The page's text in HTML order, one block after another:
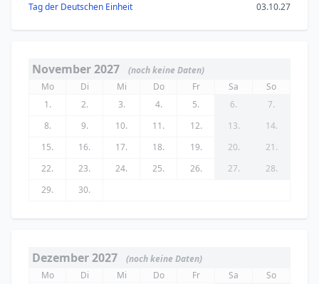
Tag der Deutschen Einheit 03.10.27
November 2027
(noch keine Daten)
Mo
Di Mi Do Fr Sa
So
1.
2. 3. 4. 5. 6.
7.
8.
9. 10. 11. 12. 13.
14.
15.
16. 17. 18. 19. 20.
21.
22.
23. 24. 25. 26. 27.
28.
29.
30.
Dezember 2027
(noch keine Daten)
Mo
Di Mi Do Fr Sa
So